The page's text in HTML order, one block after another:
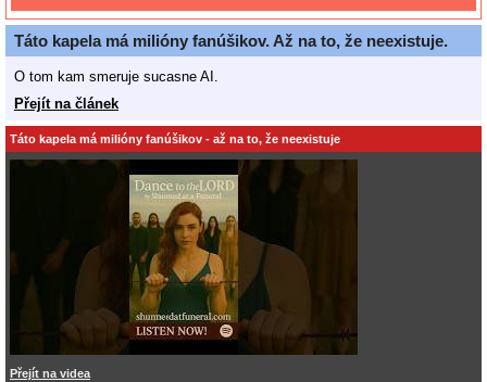
Táto kapela má milióny fanúšikov. Až na to, že neexistuje.
O tom kam smeruje sucasne AI.
Přejít na článek
Táto kapela má milióny fanúšikov - až na to, že neexistuje
Přejít na videa